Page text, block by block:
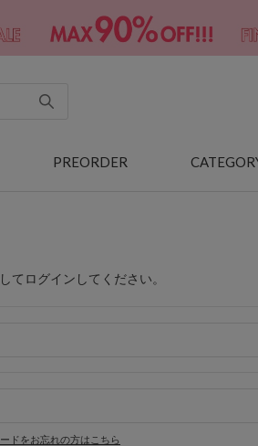
PREORDER
てログインしてください。
ドをお忘れの方はこちら